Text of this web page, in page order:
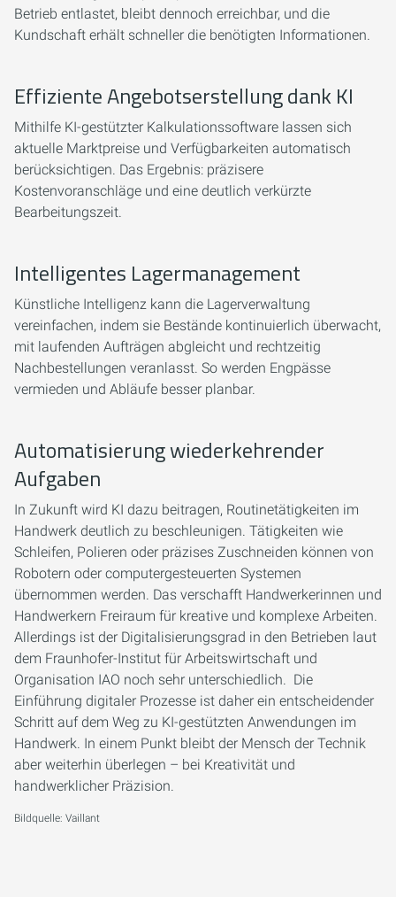
Betrieb entlastet, bleibt dennoch erreichbar, und die
Kundschaft erhält schneller die benötigten Informationen.
Effiziente Angebotserstellung dank KI
Mithilfe KI-gestützter Kalkulationssoftware lassen sich
aktuelle Marktpreise und Verfügbarkeiten automatisch
berücksichtigen. Das Ergebnis: präzisere
Kostenvoranschläge und eine deutlich verkürzte
Bearbeitungszeit.
Intelligentes Lagermanagement
Künstliche Intelligenz kann die Lagerverwaltung
vereinfachen, indem sie Bestände kontinuierlich überwacht,
mit laufenden Aufträgen abgleicht und rechtzeitig
Nachbestellungen veranlasst. So werden Engpässe
vermieden und Abläufe besser planbar.
Automatisierung wiederkehrender
Aufgaben
In Zukunft wird KI dazu beitragen, Routinetätigkeiten im
Handwerk deutlich zu beschleunigen. Tätigkeiten wie
Schleifen, Polieren oder präzises Zuschneiden können von
Robotern oder computergesteuerten Systemen
übernommen werden. Das verschafft Handwerkerinnen und
Handwerkern Freiraum für kreative und komplexe Arbeiten.
Allerdings ist der Digitalisierungsgrad in den Betrieben laut
dem Fraunhofer-Institut für Arbeitswirtschaft und
Organisation IAO noch sehr unterschiedlich. Die
Einführung digitaler Prozesse ist daher ein entscheidender
Schritt auf dem Weg zu KI-gestützten Anwendungen im
Handwerk. In einem Punkt bleibt der Mensch der Technik
aber weiterhin überlegen – bei Kreativität und
handwerklicher Präzision.
Bildquelle: Vaillant